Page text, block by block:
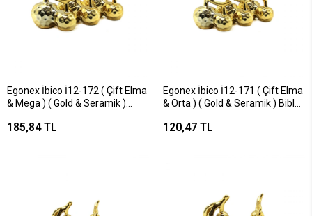
Egonex İbico İ12-172 ( Çift Elma
& Mega ) ( Gold & Seramik )
Eşyası*6x12
185,84 TL
Egonex İbico İ12-171 ( Çift Elma
& Orta ) ( Gold & Seramik ) Biblo
120,47 TL